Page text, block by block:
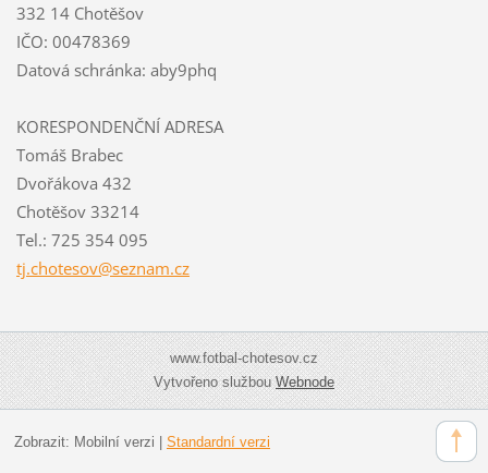
332 14 Chotěšov
IČO: 00478369
Datová schránka: aby9phq
KORESPONDENČNÍ ADRESA
Tomáš Brabec
Dvořákova 432
Chotěšov 33214
Tel.: 725 354 095
tj.chotesov@seznam.cz
www.fotbal-chotesov.cz
Vytvořeno službouWebnode
Zobrazit: Mobilní verzi Standardní verzi